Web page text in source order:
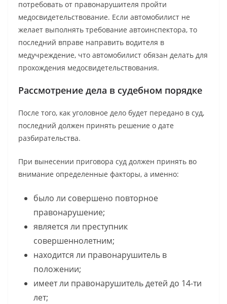
потребовать от правонарушителя пройти
медосвидетельствование. Если автомобилист не
желает выполнять требование автоинспектора, то
последний вправе направить водителя в
медучреждение, что автомобилист обязан делать для
прохождения медосвидетельствования.
Рассмотрение дела в судебном порядке
После того, как уголовное дело будет передано в суд,
последний должен принять решение о дате
разбирательства.
При вынесении приговора суд должен принять во
внимание определенные факторы, а именно:
было ли совершено повторное
правонарушение;
является ли преступник
совершеннолетним;
находится ли правонарушитель в
положении;
имеет ли правонарушитель детей до 14-ти
лет;